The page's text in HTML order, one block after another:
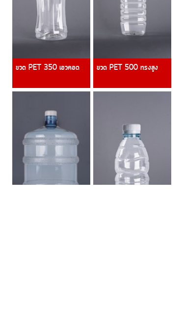
ขวด PET 350 เอวคอด ขวด PET 500 ทรงสูง